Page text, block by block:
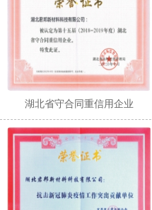
湖北省守合同重信用企业